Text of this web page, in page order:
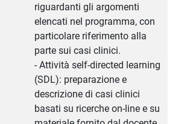
riguardanti gli argomenti
elencati nel programma, con
particolare riferimento alla
parte sui casi clinici.
- Attività self-directed learning
(SDL): preparazione e
descrizione di casi clinici
basati su ricerche on-line e su